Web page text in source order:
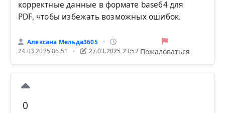
корректные данные в формате base64 для
PDF, чтобы избежать возможных ошибок.
Алексана Мельда3605 •
24.03.2025 06:51 • 27.03.2025 23:52 Пожаловаться
0